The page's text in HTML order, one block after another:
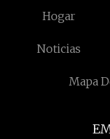
Hogar
Noticias
Mapa